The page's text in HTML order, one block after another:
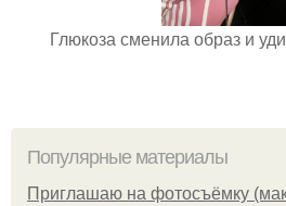
Глюкоза сменила образ и
Популярные материалы
Приглашаю на фотосъёмку